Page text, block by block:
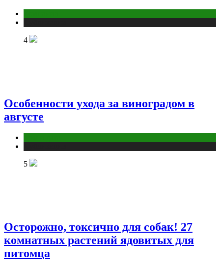
4
Особенности ухода за виноградом в
августе
5
Осторожно, токсично для собак! 27
комнатных растений ядовитых для
питомца